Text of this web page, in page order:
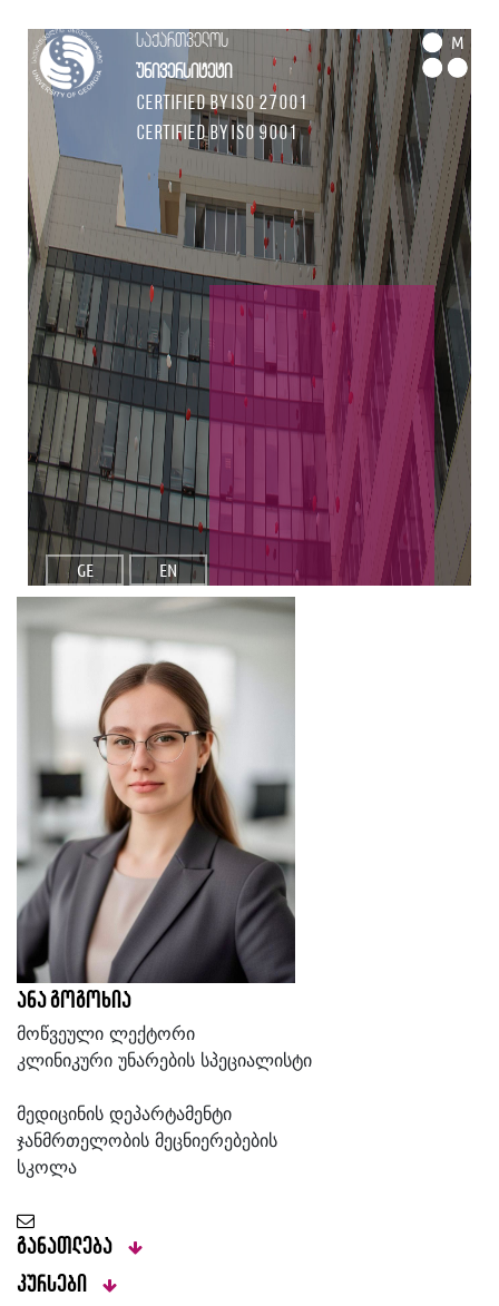
საქართველოს
უნივერსიტეტი
Certified by ISO 27001
Certified by ISO 9001
M
GE EN
ანა გოგოხია
მოწვეული ლექტორი
კლინიკური უნარების სპეციალისტი
მედიცინის დეპარტამენტი
ჯანმრთელობის მეცნიერებების
სკოლა
განათლება
კურსები